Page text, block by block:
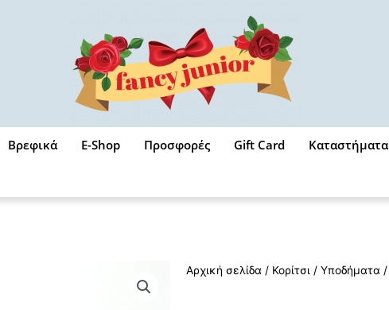
Βρεφικά E-Shop Προσφορές Gift Card Καταστήματα
Αρχική σελίδα / Κορίτσι / Υποδήματα /